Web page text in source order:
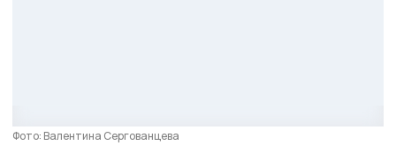
Фото: Валентина Сергованцева